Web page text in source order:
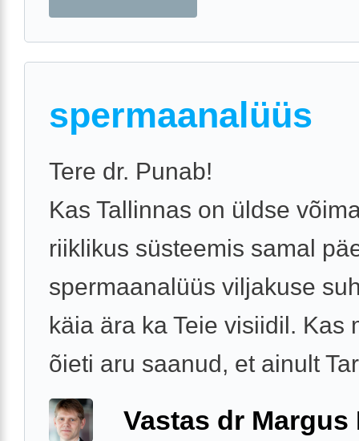
spermaanalüüs
Tere dr. Punab!
Kas Tallinnas on üldse
riiklikus süsteemis samal
spermaanalüüs viljakuse
käia ära ka Teie visiidil. Kas
õieti aru saanud, et ainult
Vastas dr Margus